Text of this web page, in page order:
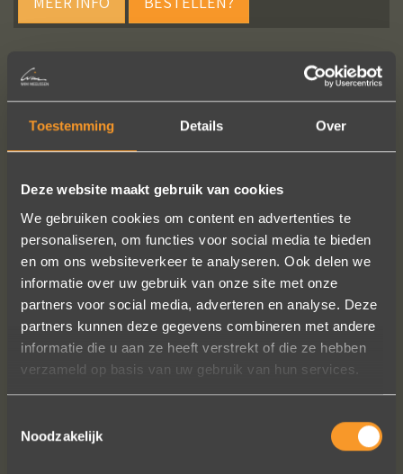
Toestemming Details Over
Deze website maakt gebruik van cookies
We gebruiken cookies om content en advertenties te
personaliseren, om functies voor social media te bieden
en om ons websiteverkeer te analyseren. Ook delen we
informatie over uw gebruik van onze site met onze
partners voor social media, adverteren en analyse. Deze
partners kunnen deze gegevens combineren met andere
informatie die u aan ze heeft verstrekt of die ze hebben
verzameld op basis van uw gebruik van hun services.
Noodzakelijk
Heel blij met onze trouwringen! Ruime
keuze en correcte prijzen! We werden
steeds heel vriendelijk geholpen.
Naomi Ilsbroux